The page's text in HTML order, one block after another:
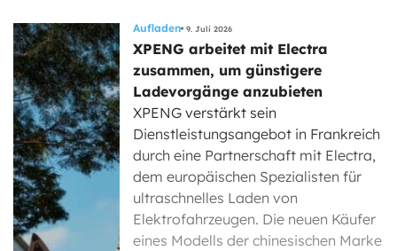
Aufladen 9. Juli 2026
XPENG arbeitet mit Electra
zusammen, um günstigere
Ladevorgänge anzubieten
XPENG verstärkt sein
Dienstleistungsangebot in Frankreich
durch eine Partnerschaft mit Electra,
dem europäischen Spezialisten für
ultraschnelles Laden von
Elektrofahrzeugen. Die neuen Käufer
eines Modells der chinesischen Marke